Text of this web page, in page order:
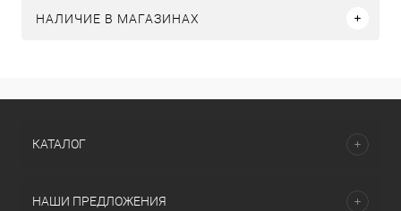
НАЛИЧИЕ В МАГАЗИНАХ
КАТАЛОГ
НАШИ ПРЕДЛОЖЕНИЯ